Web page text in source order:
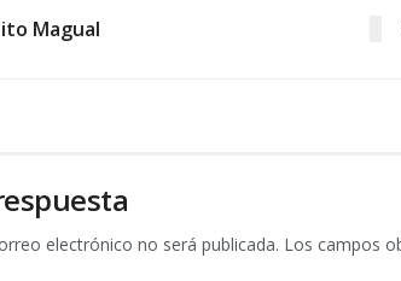
Magual
electrónico no será publicada. Los campos